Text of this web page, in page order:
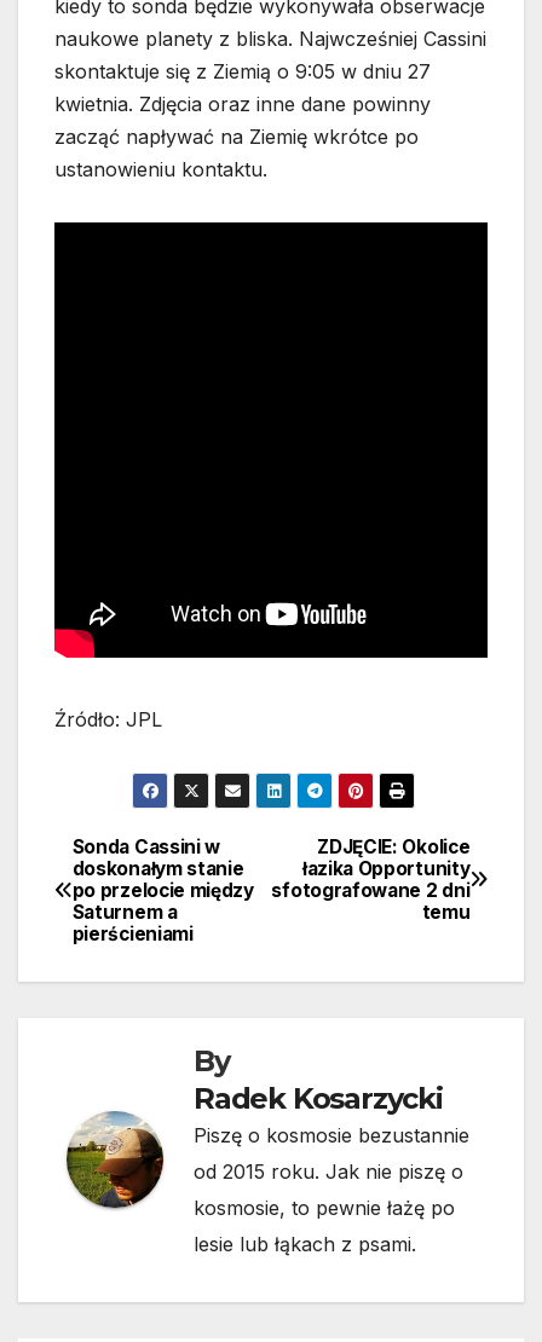
kiedy to sonda będzie wykonywała obserwacje
naukowe planety z bliska. Najwcześniej Cassini
skontaktuje się z Ziemią o 9:05 w dniu 27
kwietnia. Zdjęcia oraz inne dane powinny
zacząć napływać na Ziemię wkrótce po
ustanowieniu kontaktu.
Źródło: JPL
Nawigacja
wpisu
ZDJĘCIE: Okolice
łazika Opportunity
sfotografowane 2 dni
temu
Sonda Cassini w
doskonałym stanie
po przelocie między
Saturnem a
pierścieniami
By
Radek Kosarzycki
Piszę o kosmosie bezustannie
od 2015 roku. Jak nie piszę o
kosmosie, to pewnie łażę po
lesie lub łąkach z psami.